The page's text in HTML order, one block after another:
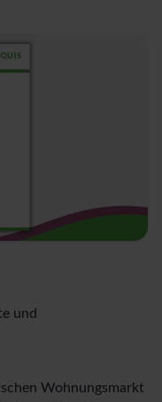
und
Wohnungsmarkt